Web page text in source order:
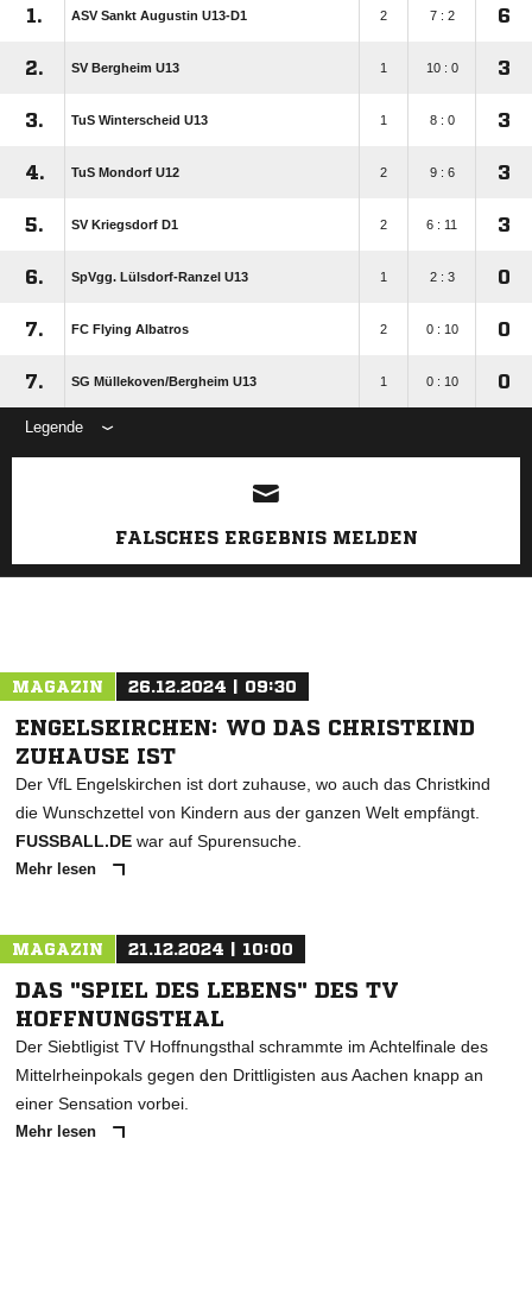
1. ASV Sankt Augustin U13-D1 2 7 : 2 6
2. SV Bergheim U13 1 10 : 0 3
3. TuS Winterscheid U13 1 8 : 0 3
4. TuS Mondorf U12 2 9 : 6 3
5. SV Kriegsdorf D1 2 6 : 11 3
6. SpVgg. Lülsdorf-Ranzel U13 1 2 : 3 0
7. FC Flying Albatros 2 0 : 10 0
7. SG Müllekoven/​Bergheim U13 1 0 : 10 0
Legende
ANZEIGE
FALSCHES ERGEBNIS MELDEN
MAGAZIN 26.12.2024 | 09:30
ENGELSKIRCHEN: WO DAS CHRISTKIND
ZUHAUSE IST
Der VfL Engelskirchen ist dort zuhause, wo auch das Christkind
die Wunschzettel von Kindern aus der ganzen Welt empfängt.
FUSSBALL.DE war auf Spurensuche.
Mehr lesen
MAGAZIN 21.12.2024 | 10:00
DAS "SPIEL DES LEBENS" DES TV
HOFFNUNGSTHAL
Der Siebtligist TV Hoffnungsthal schrammte im Achtelfinale des
Mittelrheinpokals gegen den Drittligisten aus Aachen knapp an
einer Sensation vorbei.
Mehr lesen